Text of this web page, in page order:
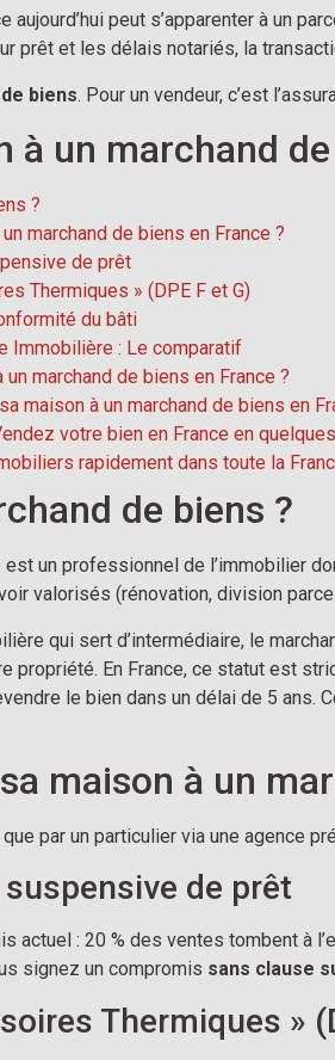
aujourd’hui peut s’apparenter à un
prêt et les délais notariés, la
biens. Pour un vendeur, c’est
à un marchand
?
marchand de biens en France ?
de prêt
Thermiques » (DPE F et G)
du bâti
Immobilière : Le comparatif
marchand de biens en France ?
maison à un marchand de biens en
votre bien en France en
rapidement dans toute la
de biens ?
est un professionnel de l’immobilier
valorisés (rénovation, division
qui sert d’intermédiaire, le
propriété. En France, ce statut est
le bien dans un délai de 5
maison à un
par un particulier via une agence
de prêt
actuel : 20 % des ventes tombent à
signez un compromis sans clause
Thermiques »